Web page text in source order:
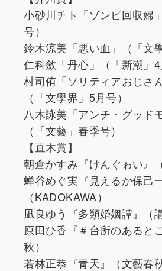
小砂川チト「ゾンビ回収婦
号）
鈴木涼美「悪い血」（「文
仁科斂「丹心」（「新潮」4
村司侑「ソリティアおじさ
（「文學界」5月号）
八木詠美「アンチ・グッド
（「文藝」春季号）
【直木賞】
朝倉かすみ『けんぐゎい』
蝉谷めぐ実『見えるか保己一
（KADOKAWA）
凪良ゆう『多類婚姻譚』（
原田ひ香『＃台所のあると
秋）
若林正恭『青天』（文藝春秋